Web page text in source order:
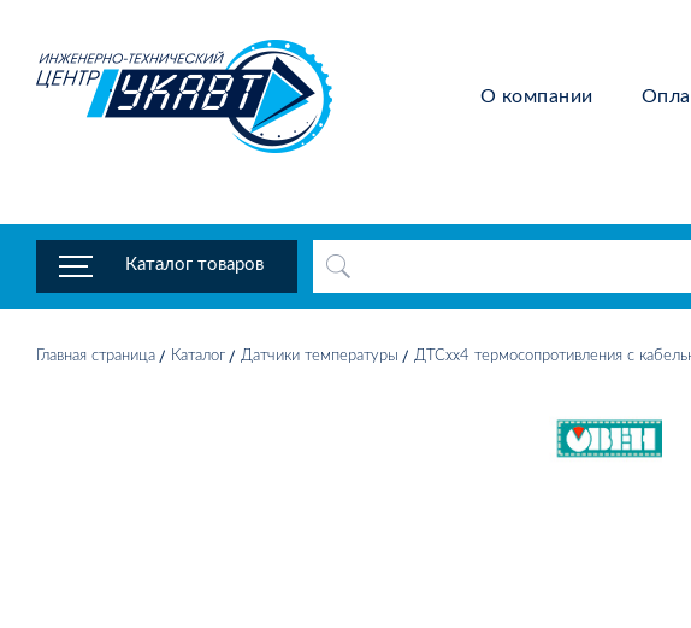
О компании
Каталог товаров
Главная страница Каталог Датчики температуры ДТСхх4 термосопротивления с